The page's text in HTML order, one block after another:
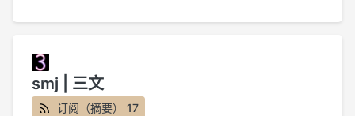
smj | 三文
订阅（摘要） 17